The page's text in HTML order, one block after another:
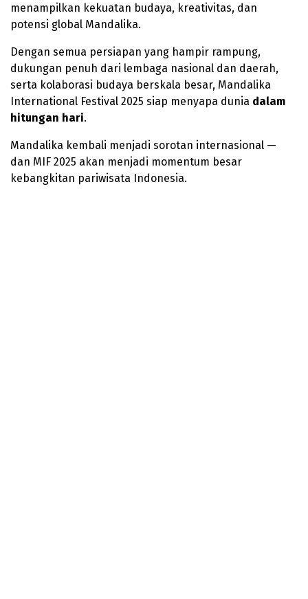
menampilkan kekuatan budaya, kreativitas, dan
potensi global Mandalika.
Dengan semua persiapan yang hampir rampung,
dukungan penuh dari lembaga nasional dan daerah,
serta kolaborasi budaya berskala besar, Mandalika
International Festival 2025 siap menyapa dunia dalam
hitungan hari.
Mandalika kembali menjadi sorotan internasional —
dan MIF 2025 akan menjadi momentum besar
kebangkitan pariwisata Indonesia.